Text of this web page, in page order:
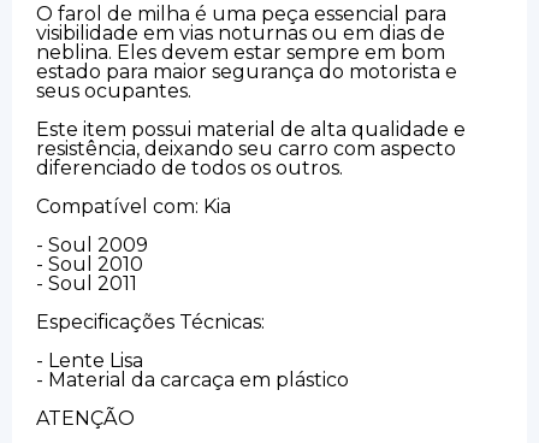
O farol de milha é uma peça essencial para
visibilidade em vias noturnas ou em dias de
neblina. Eles devem estar sempre em bom
estado para maior segurança do motorista e
seus ocupantes.
Este item possui material de alta qualidade e
resistência, deixando seu carro com aspecto
diferenciado de todos os outros.
Compatível com: Kia
- Soul 2009
- Soul 2010
- Soul 2011
Especificações Técnicas:
- Lente Lisa
- Material da carcaça em plástico
ATENÇÃO